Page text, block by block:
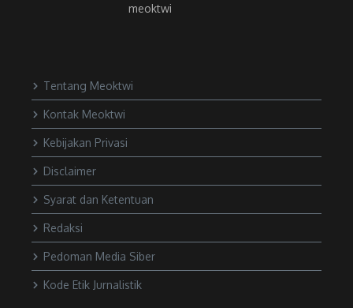
meoktwi
Tentang Meoktwi
Kontak Meoktwi
Kebijakan Privasi
Disclaimer
Syarat dan Ketentuan
Redaksi
Pedoman Media Siber
Kode Etik Jurnalistik